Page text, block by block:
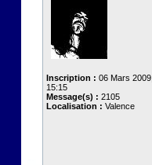
Inscription : 06 Mars 2009,
15:15
Message(s) : 2105
Localisation : Valence